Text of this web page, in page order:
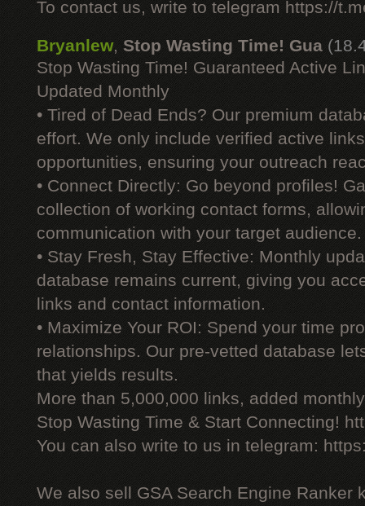
To contact us, write to telegram https://
Bryanlew,Stop Wasting Time! Gua
Stop Wasting Time! Guaranteed Active
Updated Monthly
• Tired of Dead Ends? Our premium
effort. We only include verified active
opportunities, ensuring your outreach
• Connect Directly: Go beyond profiles!
collection of working contact forms,
communication with your target audience.
• Stay Fresh, Stay Effective: Monthly
database remains current, giving you
links and contact information.
• Maximize Your ROI: Spend your time
relationships. Our pre-vetted database
that yields results.
More than 5,000,000 links, added
Stop Wasting Time & Start Connecting!
You can also write to us in telegram:
We also sell GSA Search Engine Ranker